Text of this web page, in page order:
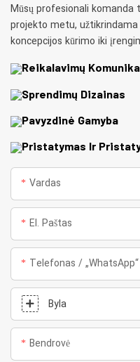
Mūsų profesionali komanda
projekto metu, užtikrindama
​​koncepcijos kūrimo iki
Reikalavimų
Sprendimų Dizainas
Pavyzdinė Gamyba
Pristatymas Ir
Vardas
El. Paštas
Telefonas / „WhatsApp“
Byla
Bendrovė